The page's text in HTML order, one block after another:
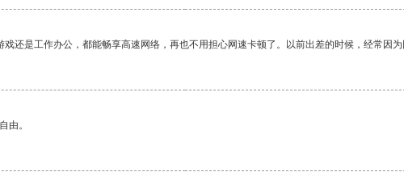
还是工作办公，都能畅享高速网络，再也不用担心网速卡顿了。以前出差的时候，经常因
由。